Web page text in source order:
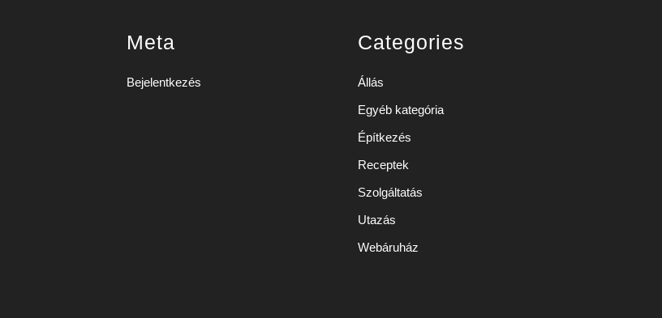
Meta
Bejelentkezés
Categories
Állás
Egyéb kategória
Építkezés
Receptek
Szolgáltatás
Utazás
Webáruház